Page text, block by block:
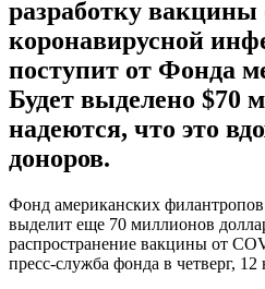
разработку вакцины
коронавирусной
поступит от Фонда
Будет выделено $70
надеются, что это
доноров.
Фонд американских
выделит еще 70 миллионов
распространение вакцины от
пресс-служба фонда в четверг,